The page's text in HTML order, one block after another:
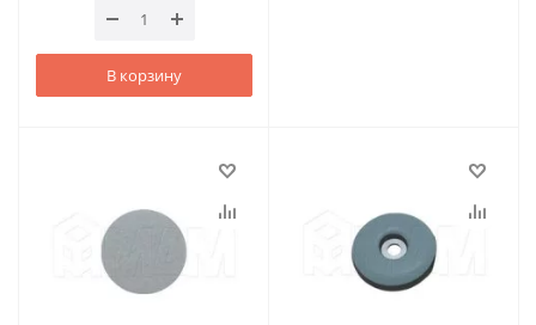
В корзину